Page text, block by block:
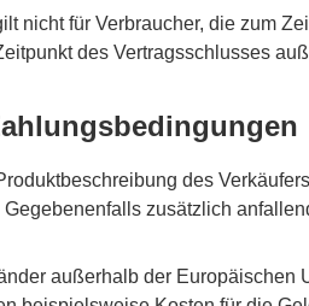
nicht für Verbraucher, die zum
des Vertragsschlusses
des
zusätzlich
außerhalb der Europäischen